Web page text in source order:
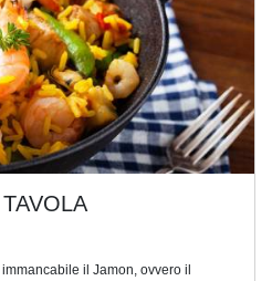
il Jamon, ovvero il